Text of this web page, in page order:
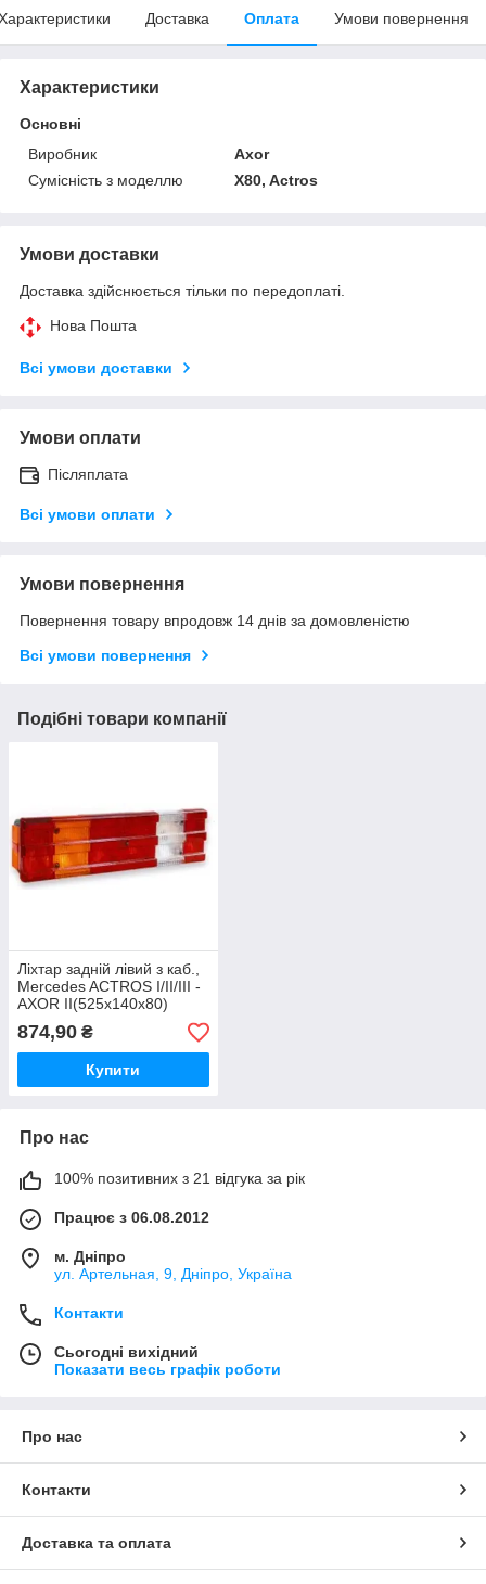
Доставка Оплата Умови повернення
Характеристики
Основні
Виробник
Axor
Сумісність з моделлю
X80, Actros
Умови доставки
Доставка здійснюється тільки по передоплаті.
Нова Пошта
Всі умови доставки
Умови оплати
Післяплата
Всі умови оплати
Умови повернення
Повернення товару впродовж 14 днів за домовленістю
Всі умови повернення
Подібні товари компанії
Ліхтар задній лівий з каб.,
Mercedes ACTROS I/II/III -
AXOR II(525x140x80)
М6109949L
874,90 ₴
Купити
Про нас
100% позитивних з 21 відгука за рік
Працює з 06.08.2012
м. Дніпро
ул. Артельная, 9, Дніпро, Україна
Контакти
Сьогодні вихідний
Показати весь графік роботи
Про нас
Контакти
Доставка та оплата